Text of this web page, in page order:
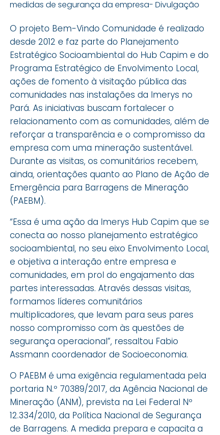
medidas de segurança da empresa- Divulgação
O projeto Bem-Vindo Comunidade é realizado
desde 2012 e faz parte do Planejamento
Estratégico Socioambiental do Hub Capim e do
Programa Estratégico de Envolvimento Local,
ações de fomento à visitação pública das
comunidades nas instalações da Imerys no
Pará. As iniciativas buscam fortalecer o
relacionamento com as comunidades, além de
reforçar a transparência e o compromisso da
empresa com uma mineração sustentável.
Durante as visitas, os comunitários recebem,
ainda, orientações quanto ao Plano de Ação de
Emergência para Barragens de Mineração
(PAEBM).
“Essa é uma ação da Imerys Hub Capim que se
conecta ao nosso planejamento estratégico
socioambiental, no seu eixo Envolvimento Local,
e objetiva a interação entre empresa e
comunidades, em prol do engajamento das
partes interessadas. Através dessas visitas,
formamos líderes comunitários
multiplicadores, que levam para seus pares
nosso compromisso com às questões de
segurança operacional”, ressaltou Fabio
Assmann coordenador de Socioeconomia.
O PAEBM é uma exigência regulamentada pela
portaria N.º 70389/2017, da Agência Nacional de
Mineração (ANM), prevista na Lei Federal Nº
12.334/2010, da Política Nacional de Segurança
de Barragens. A medida prepara e capacita a